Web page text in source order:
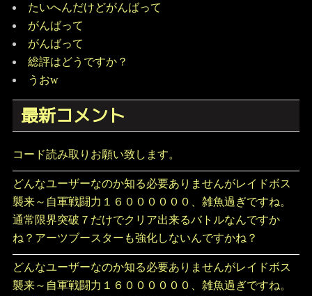
たいへんだけどがんばって
がんばって
がんばって
総評はどうですか？
うおw
最新コメント
コード読み取りお願い致します。
どんなユーザーなのか知る必要ありませんがレイドボス
襲来～自軍戦闘力１６００００００、雑魚過ぎですね。
通常限界突破７だけでクリア出来るバトルなんですか
ね？アーツブースターも強化しないんですかね？
どんなユーザーなのか知る必要ありませんがレイドボス
襲来～自軍戦闘力１６００００００、雑魚過ぎですね。